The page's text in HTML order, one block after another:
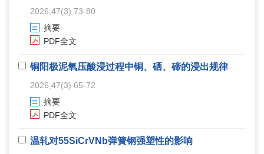
2026,47(3) 73-80
摘要
PDF全文
铜阳极泥氧压酸浸过程中铜、硒、碲的浸出规律
2026,47(3) 65-72
摘要
PDF全文
温轧对55SiCrVNb弹簧钢强塑性的影响